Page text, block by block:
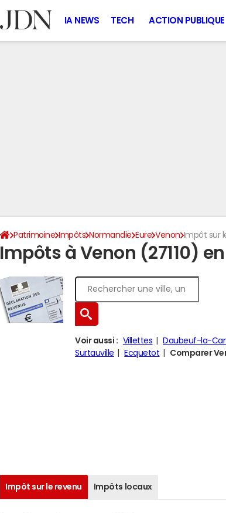
IA NEWS TECH ACTION PUBLIQUE
Patrimoine Impôts Normandie Eure Venon Impôt sur
Impôts à Venon (27110)
Voir aussi : Villettes Daubeuf-la-
Surtauville
Ecquetot Comparer
Impôt sur le revenu Impôts locaux